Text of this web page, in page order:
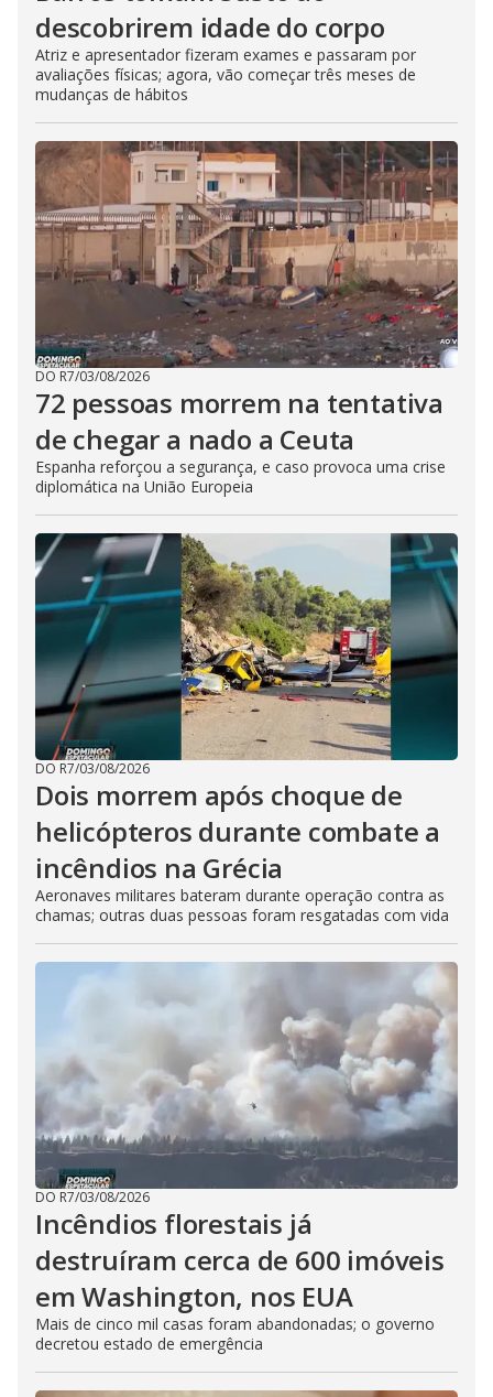
descobrirem idade do corpo
Atriz e apresentador fizeram exames e passaram por
avaliações físicas; agora, vão começar três meses de
mudanças de hábitos
DO R7/03/08/2026
72 pessoas morrem na tentativa
de chegar a nado a Ceuta
Espanha reforçou a segurança, e caso provoca uma crise
diplomática na União Europeia
DO R7/03/08/2026
Dois morrem após choque de
helicópteros durante combate a
incêndios na Grécia
Aeronaves militares bateram durante operação contra as
chamas; outras duas pessoas foram resgatadas com vida
DO R7/03/08/2026
Incêndios florestais já
destruíram cerca de 600 imóveis
em Washington, nos EUA
Mais de cinco mil casas foram abandonadas; o governo
decretou estado de emergência